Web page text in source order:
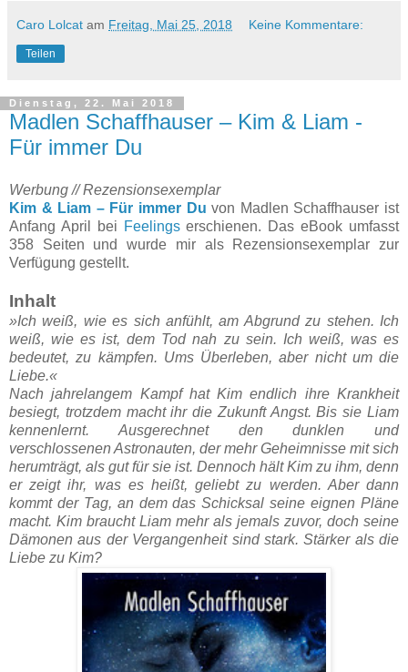
Caro Lolcat am Freitag, Mai 25, 2018 Keine Kommentare:
Teilen
Dienstag, 22. Mai 2018
Madlen Schaffhauser – Kim & Liam -
Für immer Du
Werbung // Rezensionsexemplar
Kim & Liam – Für immer Du von Madlen Schaffhauser ist
Anfang April bei Feelingserschienen. Das eBook umfasst
358 Seiten und wurde mir als Rezensionsexemplar zur
Verfügung gestellt.
Inhalt
»Ich weiß, wie es sich anfühlt, am Abgrund zu stehen. Ich
weiß, wie es ist, dem Tod nah zu sein. Ich weiß, was es
bedeutet, zu kämpfen. Ums Überleben, aber nicht um die
Liebe.«
Nach jahrelangem Kampf hat Kim endlich ihre Krankheit
besiegt, trotzdem macht ihr die Zukunft Angst. Bis sie Liam
kennenlernt. Ausgerechnet den dunklen und
verschlossenen Astronauten, der mehr Geheimnisse mit sich
herumträgt, als gut für sie ist. Dennoch hält Kim zu ihm, denn
er zeigt ihr, was es heißt, geliebt zu werden. Aber dann
kommt der Tag, an dem das Schicksal seine eignen Pläne
macht. Kim braucht Liam mehr als jemals zuvor, doch seine
Dämonen aus der Vergangenheit sind stark. Stärker als die
Liebe zu Kim?